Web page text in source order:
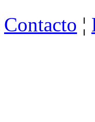
Contacto ¦